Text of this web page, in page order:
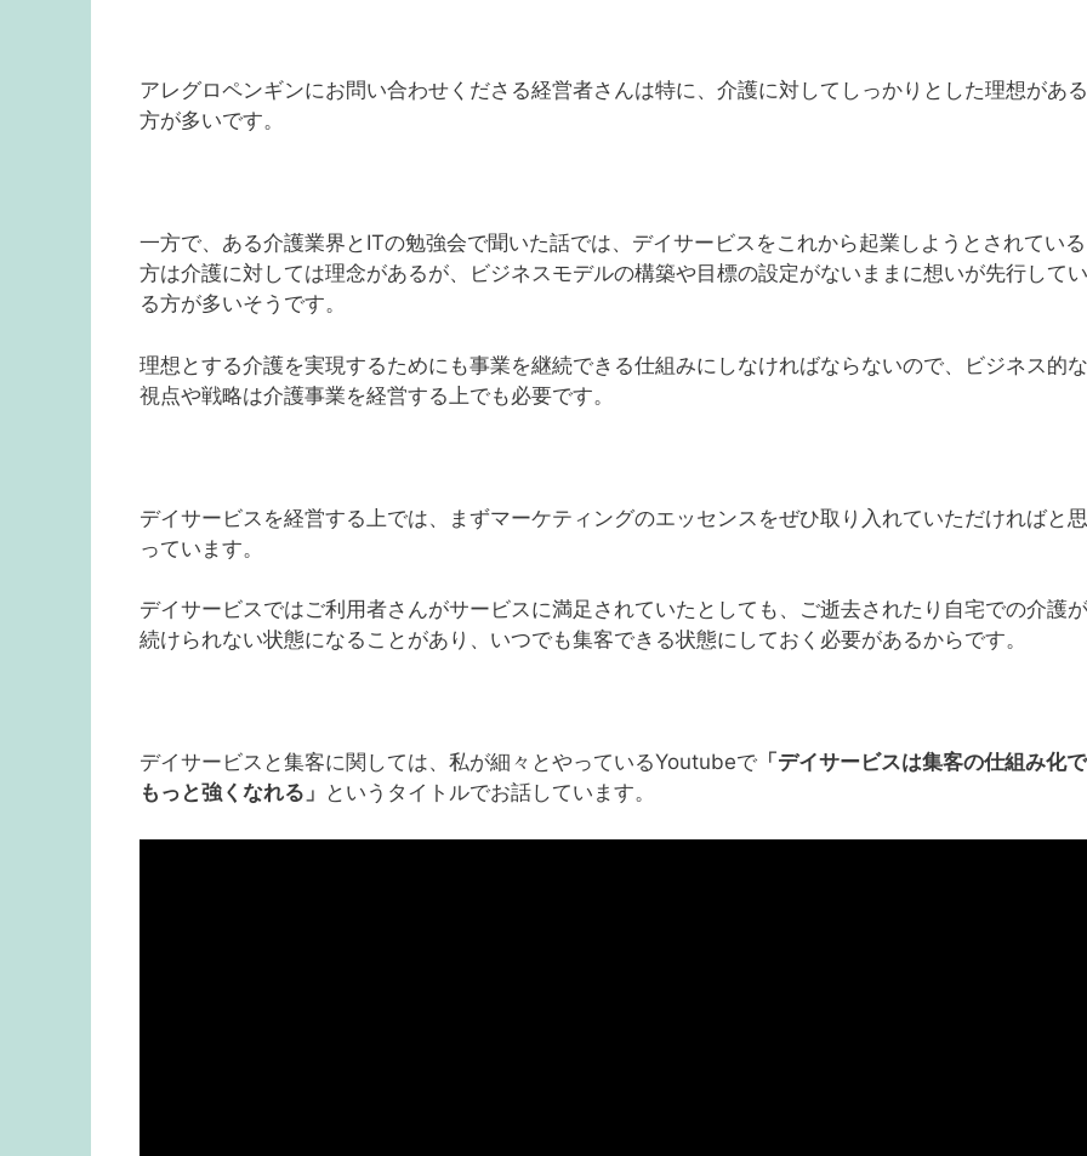
アレグロペンギンにお問い合わせくださる経営者さんは特に、介護に対してしっかりとした理想がある
方が多いです。
一方で、ある介護業界とITの勉強会で聞いた話では、デイサービスをこれから起業しようとされている
方は介護に対しては理念があるが、ビジネスモデルの構築や目標の設定がないままに想いが先行してい
る方が多いそうです。
理想とする介護を実現するためにも事業を継続できる仕組みにしなければならないので、ビジネス的な
視点や戦略は介護事業を経営する上でも必要です。
デイサービスを経営する上では、まずマーケティングのエッセンスをぜひ取り入れていただければと思
っています。
デイサービスではご利用者さんがサービスに満足されていたとしても、ご逝去されたり自宅での介護が
続けられない状態になることがあり、いつでも集客できる状態にしておく必要があるからです。
デイサービスと集客に関しては、私が細々とやっているYoutubeで「デイサービスは集客の仕組み化で
もっと強くなれる」 というタイトルでお話しています。